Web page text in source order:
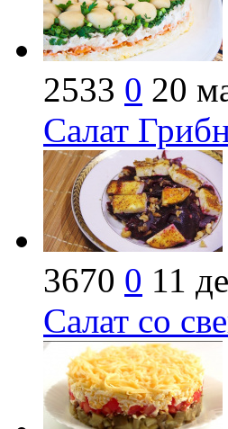
2533 0 20
Салат
3670 0 11
Салат со